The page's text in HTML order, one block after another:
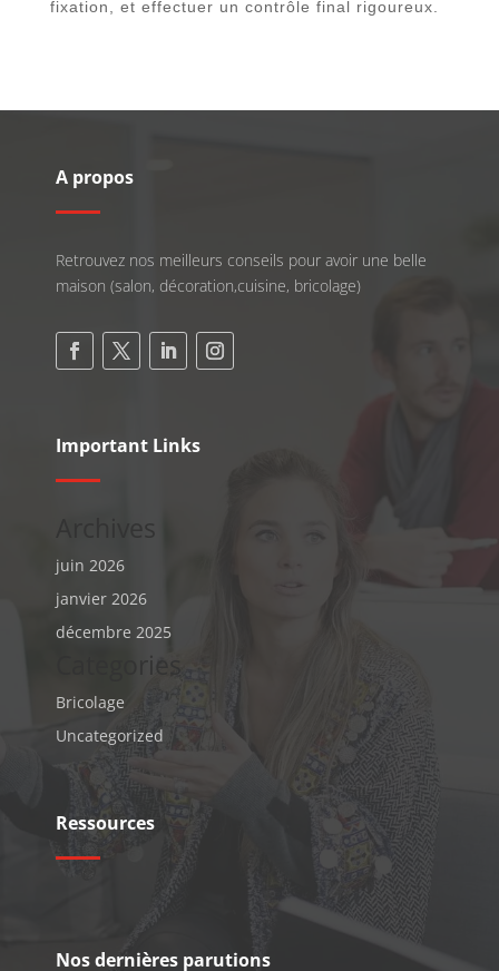
fixation, et effectuer un contrôle final rigoureux.
A propos
Retrouvez nos meilleurs conseils pour avoir une belle
maison (salon, décoration,cuisine, bricolage)
Important Links
Archives
juin 2026
janvier 2026
décembre 2025
Categories
Bricolage
Uncategorized
Ressources
Nos dernières parutions